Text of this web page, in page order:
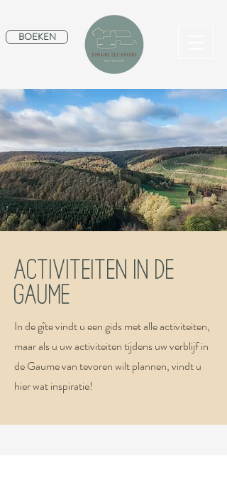
BOEKEN
Activiteiten in de
Gaume
In de gîte vindt u een gids met alle activiteiten,
maar als u uw activiteiten tijdens uw verblijf in
de Gaume van tevoren wilt plannen, vindt u
hier wat inspiratie!